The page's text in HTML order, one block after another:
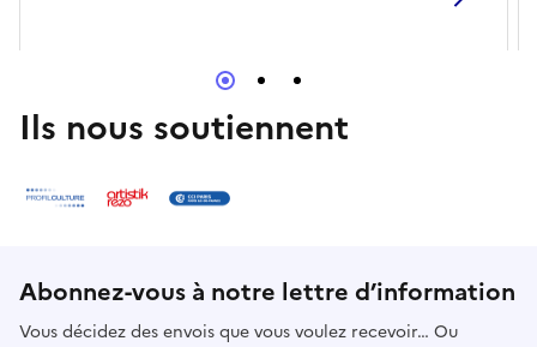
Ils nous soutiennent
Abonnez-vous à notre lettre d’information
Vous décidez des envois que vous voulez recevoir… Ou